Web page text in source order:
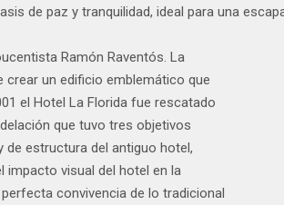
de paz y tranquilidad, ideal para una
Ramón Raventós. La
un edificio emblemático que
el Hotel La Florida fue rescatado
que tuvo tres objetivos
estructura del antiguo hotel,
impacto visual del hotel en la
convivencia de lo tradicional